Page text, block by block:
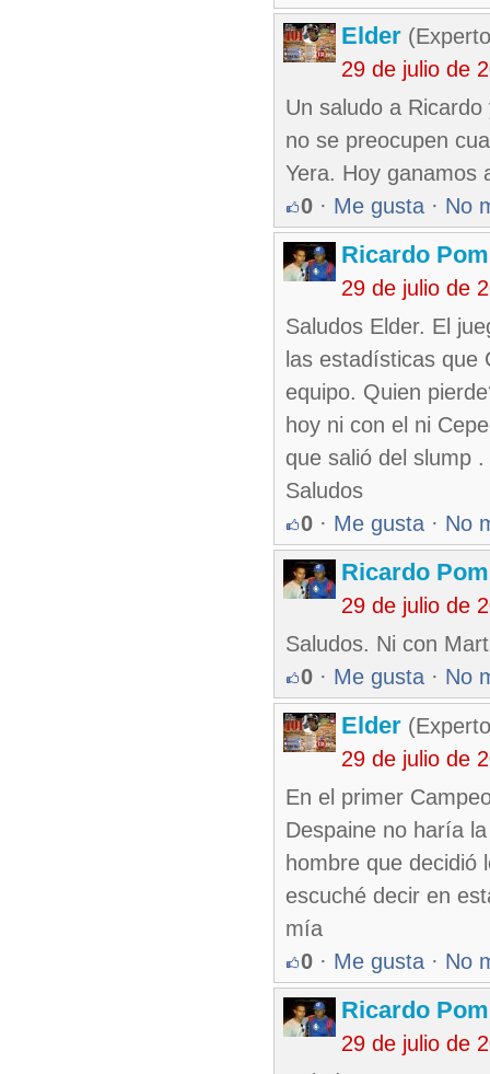
Elder
29 de julio de
Un saludo a
no se preocupen
Yera. Hoy ganamos
0 · Me gusta · No
Ricardo
29 de julio de
Saludos Elder. El
las estadísticas que
equipo. Quien
hoy ni con el ni
que salió del slump
Saludos
0 · Me gusta · No
Ricardo
29 de julio de
Saludos. Ni con
0 · Me gusta · No
Elder
29 de julio de
En el primer
Despaine no haría
hombre que decidió
escuché decir en
mía
0 · Me gusta · No
Ricardo
29 de julio de